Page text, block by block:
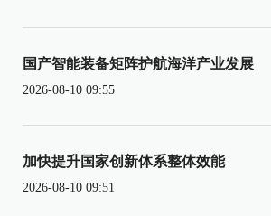
国产智能装备矩阵护航海洋产业发展
2026-08-10 09:55
加快提升国家创新体系整体效能
2026-08-10 09:51